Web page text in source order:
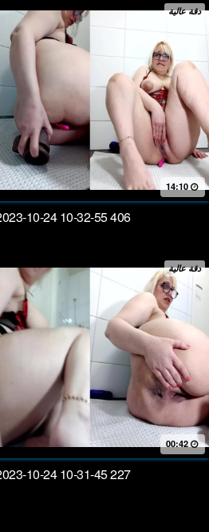
دقة عالية
14:10
10-24 10-32-55 406
دقة عالية
00:42
10-24 10-31-45 227